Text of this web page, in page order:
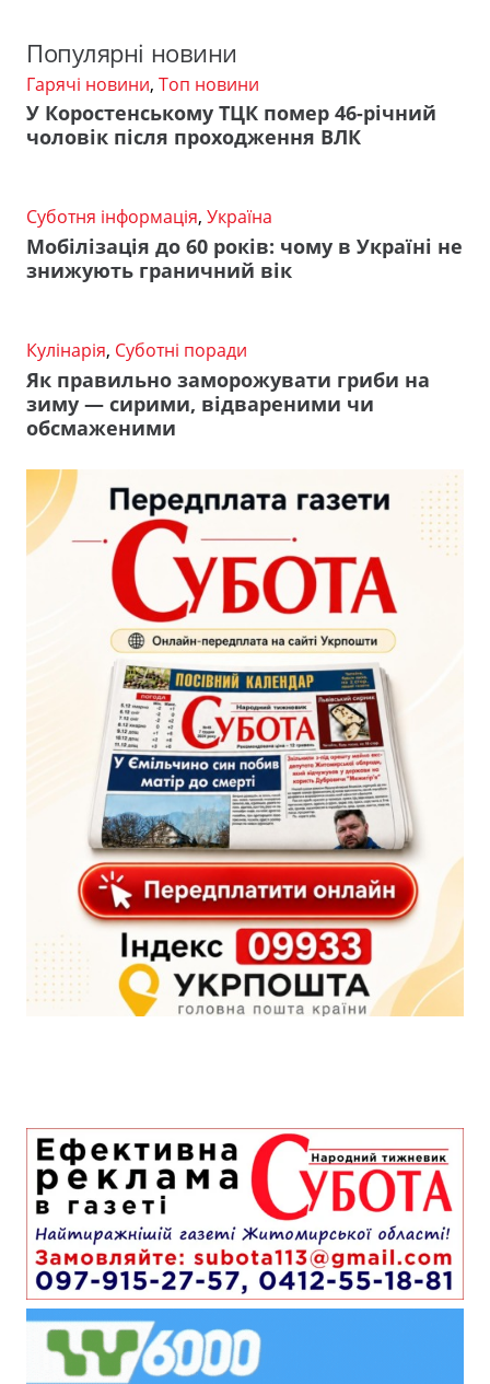
Популярні новини
Гарячі новини, Топ новини
У Коростенському ТЦК помер 46-річний
чоловік після проходження ВЛК
Суботня інформація, Україна
Мобілізація до 60 років: чому в Україні не
знижують граничний вік
Кулінарія, Суботні поради
Як правильно заморожувати гриби на
зиму — сирими, відвареними чи
обсмаженими